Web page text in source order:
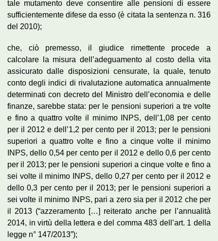
tale mutamento deve consentire alle pensioni di essere
sufficientemente difese da esso (è citata la sentenza n. 316
del 2010);
che, ciò premesso, il giudice rimettente procede a
calcolare la misura dell’adeguamento al costo della vita
assicurato dalle disposizioni censurate, la quale, tenuto
conto degli indici di rivalutazione automatica annualmente
determinati con decreto del Ministro dell’economia e delle
finanze, sarebbe stata: per le pensioni superiori a tre volte
e fino a quattro volte il minimo INPS, dell’1,08 per cento
per il 2012 e dell’1,2 per cento per il 2013; per le pensioni
superiori a quattro volte e fino a cinque volte il minimo
INPS, dello 0,54 per cento per il 2012 e dello 0,6 per cento
per il 2013; per le pensioni superiori a cinque volte e fino a
sei volte il minimo INPS, dello 0,27 per cento per il 2012 e
dello 0,3 per cento per il 2013; per le pensioni superiori a
sei volte il minimo INPS, pari a zero sia per il 2012 che per
il 2013 (“azzeramento […] reiterato anche per l’annualità
2014, in virtù della lettera e del comma 483 dell’art. 1 della
legge n° 147/2013”);